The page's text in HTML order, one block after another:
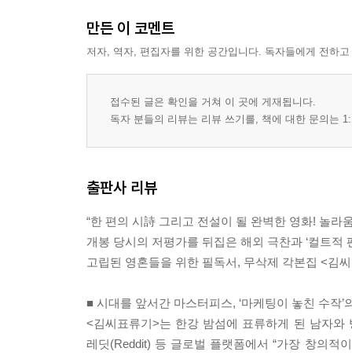
만든 이 코멘트
저자, 역자, 편집자를 위한 공간입니다. 독자들에게 전하
접수된 글은 확인을 거쳐 이 곳에 게재됩니다.
독자 분들의 리뷰는 리뷰 쓰기를, 책에 대한 문의는
출판사 리뷰
“한 편의 시詩 그리고 전설이 될 완벽한 영화! 놀라
개봉 당시의 저평가를 뒤집은 해외 극찬과 ‘컬트적
고립된 영혼들을 위한 필독서, 무삭제 각본집 <김
■ 시대를 앞서간 마스터피스, ‘마케팅이 놓친 수작’
<김씨표류기>는 한강 밤섬에 표류하게 된 남자
레딧(Reddit) 등 글로벌 플랫폼에서 “가장 창의적